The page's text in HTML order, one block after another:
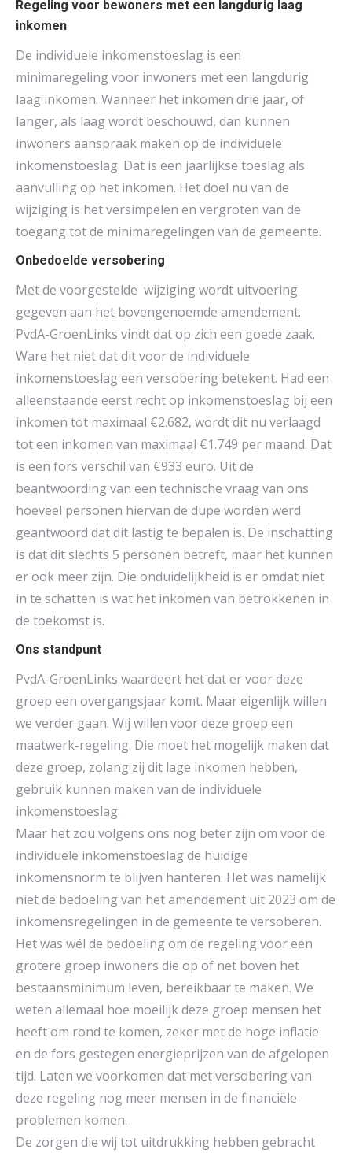
Regeling voor bewoners met een langdurig laag
inkomen
De individuele inkomenstoeslag is een
minimaregeling voor inwoners met een langdurig
laag inkomen. Wanneer het inkomen drie jaar, of
langer, als laag wordt beschouwd, dan kunnen
inwoners aanspraak maken op de individuele
inkomenstoeslag. Dat is een jaarlijkse toeslag als
aanvulling op het inkomen. Het doel nu van de
wijziging is het versimpelen en vergroten van de
toegang tot de minimaregelingen van de gemeente.
Onbedoelde versobering
Met de voorgestelde wijziging wordt uitvoering
gegeven aan het bovengenoemde amendement.
PvdA-GroenLinks vindt dat op zich een goede zaak.
Ware het niet dat dit voor de individuele
inkomenstoeslag een versobering betekent. Had een
alleenstaande eerst recht op inkomenstoeslag bij een
inkomen tot maximaal €2.682, wordt dit nu verlaagd
tot een inkomen van maximaal €1.749 per maand. Dat
is een fors verschil van €933 euro. Uit de
beantwoording van een technische vraag van ons
hoeveel personen hiervan de dupe worden werd
geantwoord dat dit lastig te bepalen is. De inschatting
is dat dit slechts 5 personen betreft, maar het kunnen
er ook meer zijn. Die onduidelijkheid is er omdat niet
in te schatten is wat het inkomen van betrokkenen in
de toekomst is.
Ons standpunt
PvdA-GroenLinks waardeert het dat er voor deze
groep een overgangsjaar komt. Maar eigenlijk willen
we verder gaan. Wij willen voor deze groep een
maatwerk-regeling. Die moet het mogelijk maken dat
deze groep, zolang zij dit lage inkomen hebben,
gebruik kunnen maken van de individuele
inkomenstoeslag.
Maar het zou volgens ons nog beter zijn om voor de
individuele inkomenstoeslag de huidige
inkomensnorm te blijven hanteren. Het was namelijk
niet de bedoeling van het amendement uit 2023 om de
inkomensregelingen in de gemeente te versoberen.
Het was wél de bedoeling om de regeling voor een
grotere groep inwoners die op of net boven het
bestaansminimum leven, bereikbaar te maken. We
weten allemaal hoe moeilijk deze groep mensen het
heeft om rond te komen, zeker met de hoge inflatie
en de fors gestegen energieprijzen van de afgelopen
tijd. Laten we voorkomen dat met versobering van
deze regeling nog meer mensen in de financiële
problemen komen.
De zorgen die wij tot uitdrukking hebben gebracht